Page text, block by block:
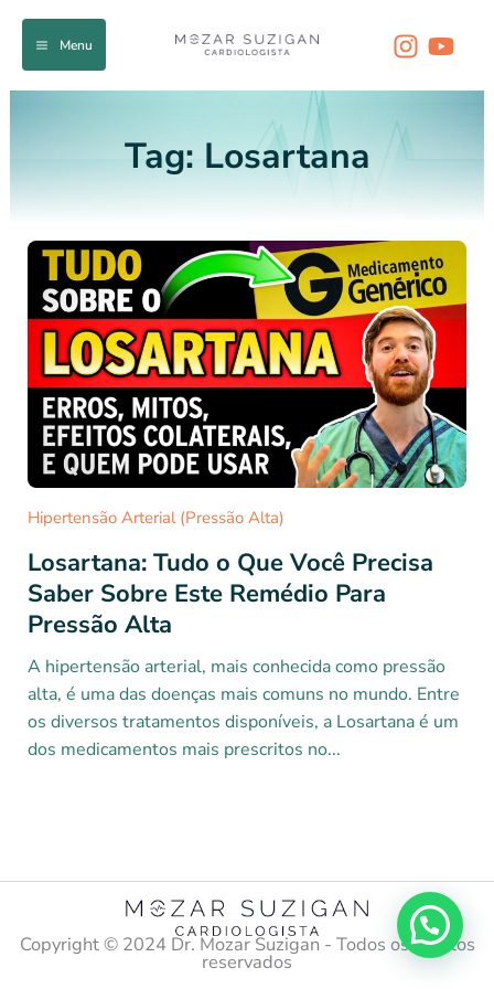
Menu
Tag: Losartana
Hipertensão Arterial (Pressão Alta)
Losartana: Tudo o Que Você Precisa
Saber Sobre Este Remédio Para
Pressão Alta
A hipertensão arterial, mais conhecida como pressão
alta, é uma das doenças mais comuns no mundo. Entre
os diversos tratamentos disponíveis, a Losartana é um
dos medicamentos mais prescritos no...
Copyright ©️ 2024 Dr. Mozar Suzigan - Todos os direitos
reservados